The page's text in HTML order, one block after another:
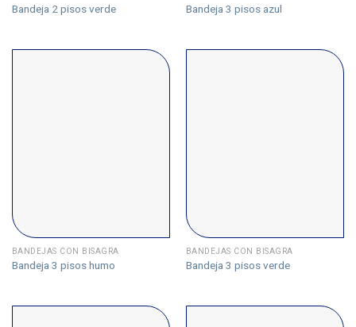
Bandeja 2 pisos verde Bandeja 3 pisos azul
BANDEJAS CON BISAGRA
Bandeja 3 pisos humo
BANDEJAS CON BISAGRA
Bandeja 3 pisos verde